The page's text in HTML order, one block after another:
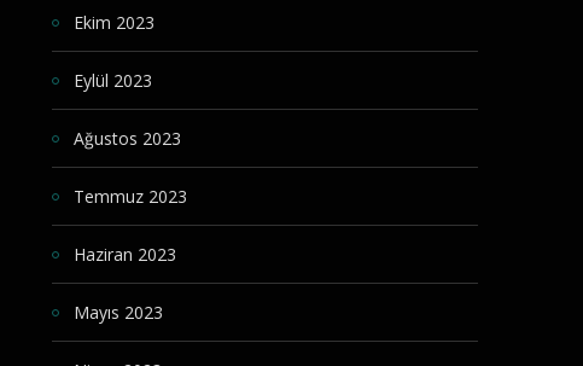
Ekim 2023
Eylül 2023
Ağustos 2023
Temmuz 2023
Haziran 2023
Mayıs 2023